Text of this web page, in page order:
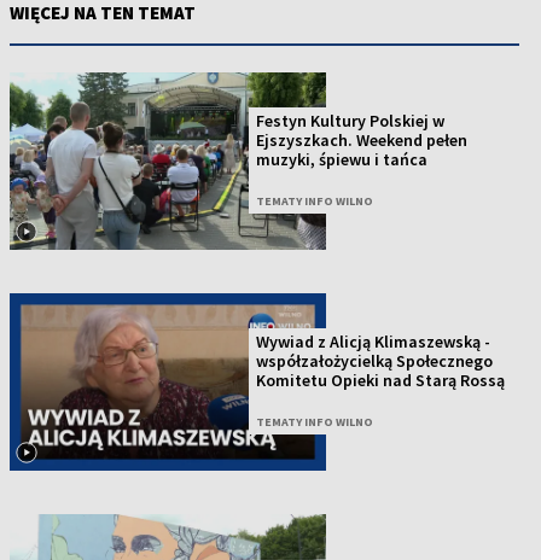
WIĘCEJ NA TEN TEMAT
Festyn Kultury Polskiej w
Ejszyszkach. Weekend pełen
muzyki, śpiewu i tańca
TEMATY INFO WILNO
Wywiad z Alicją Klimaszewską -
współzałożycielką Społecznego
Komitetu Opieki nad Starą Rossą
TEMATY INFO WILNO